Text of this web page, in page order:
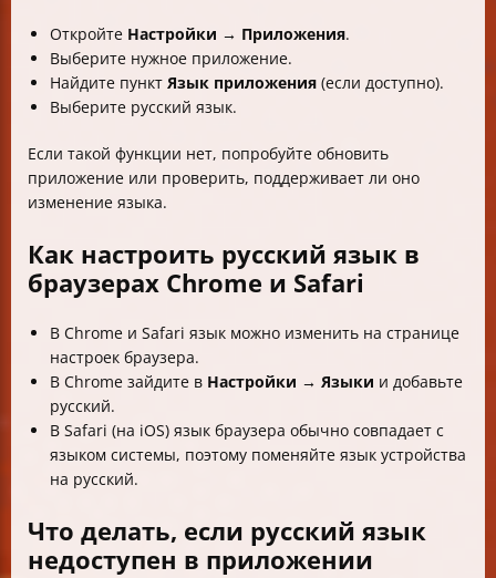
Откройте Настройки → Приложения.
Выберите нужное приложение.
Найдите пункт Язык приложения (если доступно).
Выберите русский язык.
Если такой функции нет, попробуйте обновить
приложение или проверить, поддерживает ли оно
изменение языка.
Как настроить русский язык в
браузерах Chrome и Safari
В Chrome и Safari язык можно изменить на странице
настроек браузера.
В Chrome зайдите в Настройки → Языки и добавьте
русский.
В Safari (на iOS) язык браузера обычно совпадает с
языком системы, поэтому поменяйте язык устройства
на русский.
Что делать, если русский язык
недоступен в приложении